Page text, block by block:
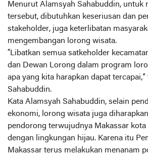
Menurut Alamsyah Sahabuddin, untuk
tersebut, dibutuhkan keseriusan dan
stakeholder, juga keterlibatan
mengembangan lorong wisata.
“Libatkan semua satkeholder
dan Dewan Lorong dalam program
apa yang kita harapkan dapat
Sahabuddin.
Kata Alamsyah Sahabuddin, selain
ekonomi, lorong wisata juga
pendorong terwujudnya Makassar kota
dengan lingkungan hijau. Karena itu
Makassar terus melakukan menanam